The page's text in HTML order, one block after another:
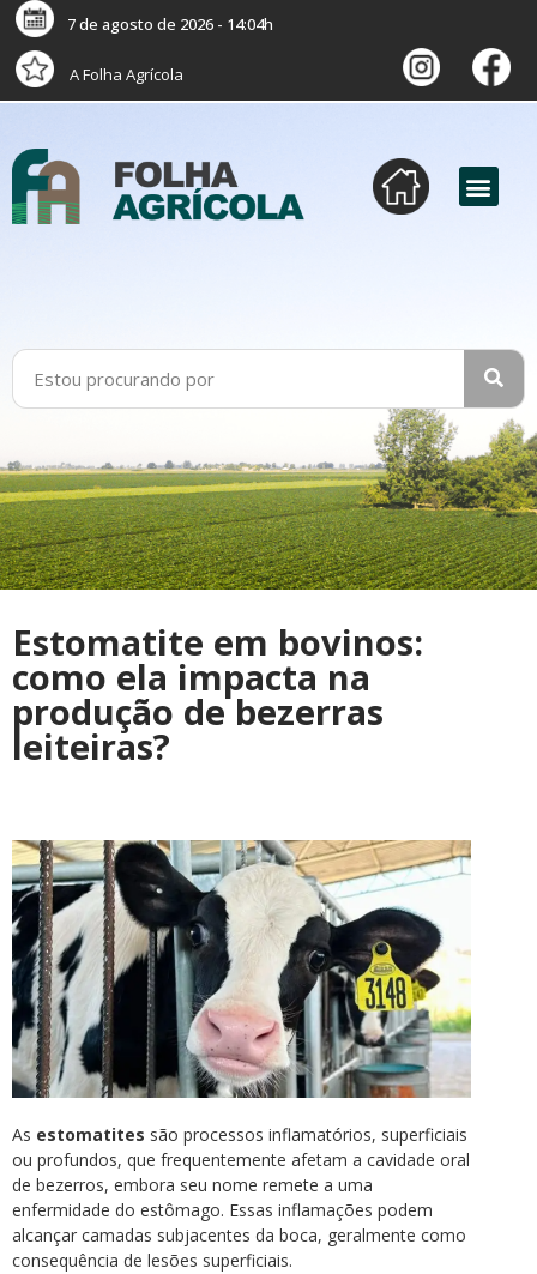
7 de agosto de 2026 - 14:04h
A Folha Agrícola
Estomatite em bovinos:
como ela impacta na
produção de bezerras
leiteiras?
As estomatites são processos inflamatórios, superficiais
ou profundos, que frequentemente afetam a cavidade oral
de bezerros, embora seu nome remete a uma
enfermidade do estômago. Essas inflamações podem
alcançar camadas subjacentes da boca, geralmente como
consequência de lesões superficiais.